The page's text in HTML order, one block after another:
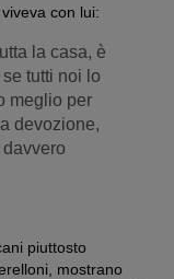
con lui:
la casa, è
tutti noi lo
meglio per
devozione,
piuttosto
mostrano